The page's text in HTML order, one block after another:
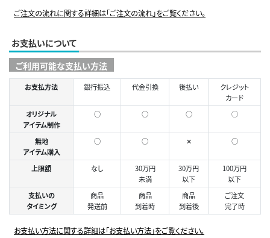
ご注文の流れに関する詳細は「ご注文の流れ」をご覧ください。
お支払いについて
ご利用可能な支払い方法
お支払方法 銀行振込 代金引換 後払い
クレジット
カード
オリジナル
アイテム制作
○ ○ ○ ◯
無地
アイテム購入
○ ○ ✕ ○
上限額 なし
30万円
未満
30万円
以下
100万円
以下
支払いの
タイミング
商品
発送前
商品
到着時
商品
到着後
ご注文
完了時
お支払い方法に関する詳細は「お支払い方法」をご覧ください。